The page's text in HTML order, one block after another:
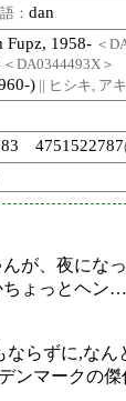
：dan
Fupz, 1958- ＜
＜DA0344493X＞
) || ヒシキ, ア
4751522787
が、夜にな
ょっとヘン
らずに,な
ンマークの